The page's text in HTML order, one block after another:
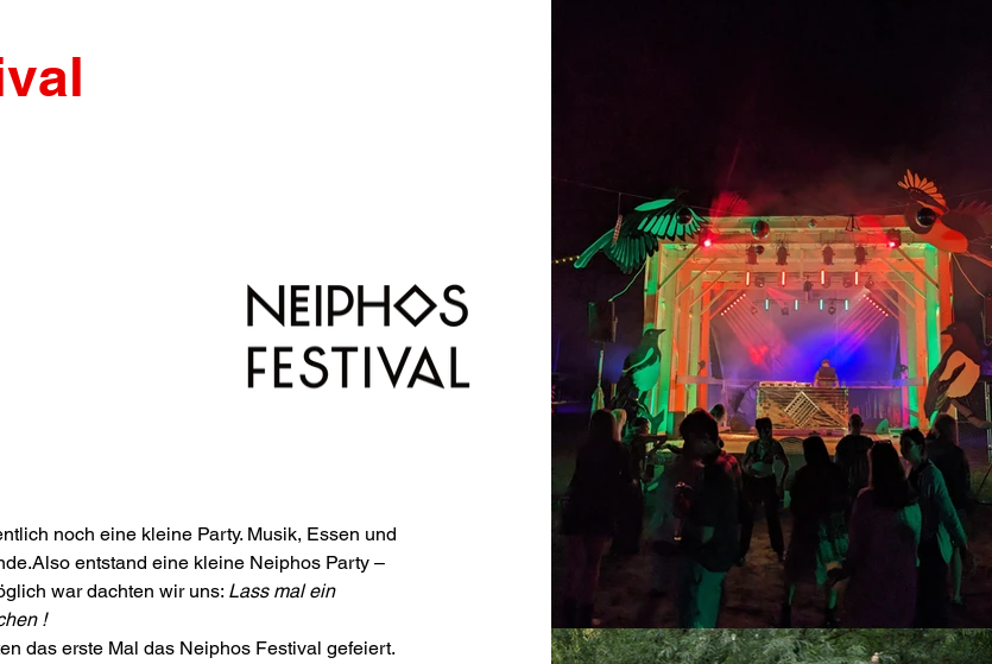
noch eine kleine Party. Musik, Essen und
entstand eine kleine Neiphos Party –
war dachten wir uns: Lass mal ein
!
das erste Mal das Neiphos Festival gefeiert.